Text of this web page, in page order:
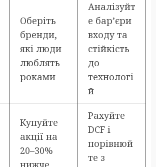
Оберіть
бренди,
які люди
люблять
роками
Аналізуйт
е бар’єри
входу та
стійкість
до
технологі
й
Купуйте
акції на
20–30%
Рахуйте
DCF і
порівнюй
те з